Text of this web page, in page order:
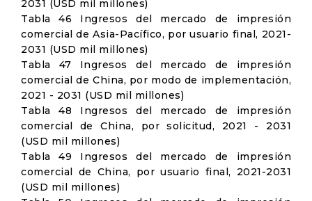
2031 (USD mil millones)
Tabla 46 Ingresos del mercado de impresión
comercial de Asia-Pacífico, por usuario final, 2021-
2031 (USD mil millones)
Tabla 47 Ingresos del mercado de impresión
comercial de China, por modo de implementación,
2021 - 2031 (USD mil millones)
Tabla 48 Ingresos del mercado de impresión
comercial de China, por solicitud, 2021 - 2031
(USD mil millones)
Tabla 49 Ingresos del mercado de impresión
comercial de China, por usuario final, 2021-2031
(USD mil millones)